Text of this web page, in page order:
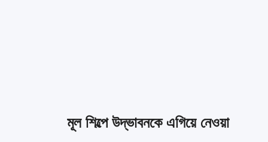
মূল শিল্পে উদ্ভাবনকে এগিয়ে নেওয়া